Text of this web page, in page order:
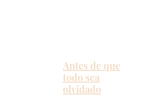
Antes de que
todo sea
olvidado